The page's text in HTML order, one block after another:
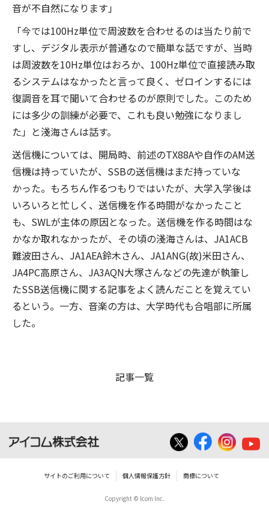
音が不自然になります」
「今では100Hz単位で周波数を合わせるのは当たり前で
すし、デジタル表示が普通なので簡単な話ですが、当時
は周波数を10Hz単位はおろか、100Hz単位で直接読み取
るシステムはなかったと言って良く、ゼロインするには
復調音を耳で聞いて合わせるのが原則でした。このため
には多少の訓練が必要で、これも良い勉強になりまし
た」と淺海さんは話す。
送信機については、開局時、前述のTX88Aや自作のAM送
信機は持っていたが、SSBの送信機はまだ持っていな
かった。もろちん作るつもりではいたが、大学入学後は
いろいろと忙しく、送信機を作る時間がなかったこと
も、SWLが主体の原因となった。送信機を作る時間はな
かなか取れなかったが、その頃の淺海さんは、JA1ACB
難波田さん、JA1AEA鈴木さん、JA1ANG(故)米田さん、
JA4PC高原さん、JA3AQN大塚さんなどの先達が執筆し
たSSB送信機に関する記事をよく読んだことを覚えてい
るという。一方、音楽の方は、大学時代も合唱部に所属
した。
記事一覧
サイトのご利用について 個人情報保護方針 商標について
Copyright © Icom Inc.